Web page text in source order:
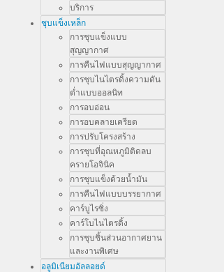
บริการ
ชุบแข็งเหล็ก
การชุบแข็งแบบ
สุญญากาศ
การคืนไฟแบบสุญญากาศ
การชุบไนไตรดิ้งความดัน
ต่ำแบบออลนิท
การอบอ่อน
การอบคลายเครียด
การปรับโครงสร้าง
การชุบที่อุณหภูมิติดลบ
ครายโอจินิค
การชุบแข็งด้วยน้ำมัน
การคืนไฟแบบบรรยากาศ
คาร์บูไรซิ่ง
คาร์โบไนไตรดิ้ง
การชุบชิ้นส่วนอากาศยาน
และงานพิเศษ
อลูมิเนียมอัลลอยด์